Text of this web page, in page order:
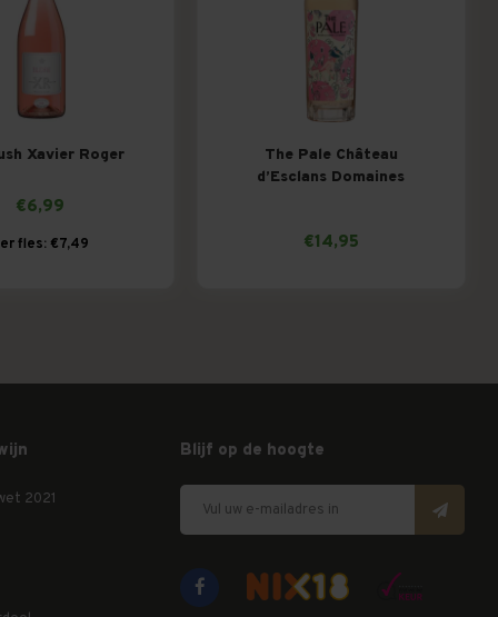
Xavier Roger
€6,99
fles: €7,49
The Pale Château
d’Esclans Domaines
€14,95
2021
Blijf op de hoogte